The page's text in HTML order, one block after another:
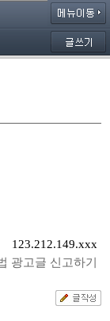
123.212.149.xxx
광고글 신고하기